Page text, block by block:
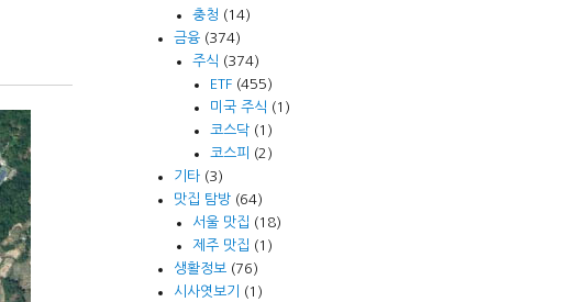
충청 (14)
금융 (374)
주식 (374)
ETF(455)
미국 주식 (1)
코스닥(1)
코스피
(2)
기타 (3)
맛집 탐방 (64)
서울 맛집 (18)
제주 맛집 (1)
생활정보 (76)
시사엿보기
(1)